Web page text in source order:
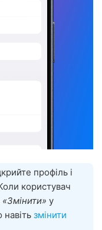
профіль і
користувач
«Змінити» у
навіть змінити